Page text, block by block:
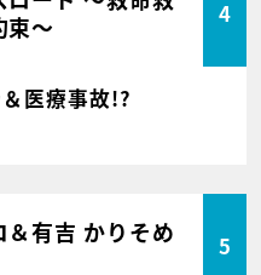
束～
4
医療事故!?
＆有吉 かりそめ
5